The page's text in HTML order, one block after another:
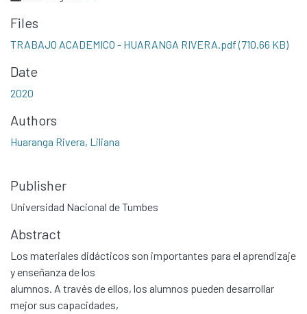
Files
TRABAJO ACADEMICO - HUARANGA RIVERA.pdf(710.66 KB)
Date
2020
Authors
Huaranga Rivera, Liliana
Publisher
Universidad Nacional de Tumbes
Abstract
Los materiales didácticos son importantes para el aprendizaje
y enseñanza de los
alumnos. A través de ellos, los alumnos pueden desarrollar
mejor sus capacidades,